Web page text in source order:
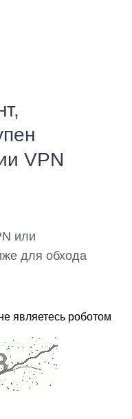
VPN
или
для обхода
являетесь роботом